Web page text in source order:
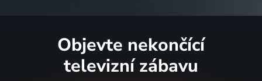
Objevte nekončící
televizní zábavu